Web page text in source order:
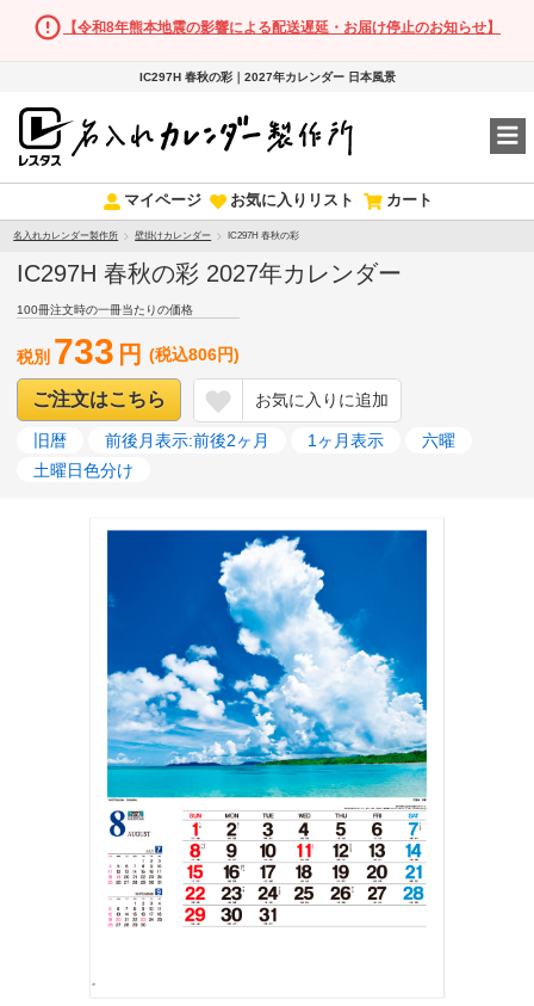
【令和8年熊本地震の影響による配送遅延・お届け停止のお知らせ】
IC297H 春秋の彩｜2027年カレンダー 日本風景
マイページ お気に入りリスト カート
名入れカレンダー製作所 壁掛けカレンダー IC297H 春秋の彩
IC297H 春秋の彩 2027年カレンダー
100冊注文時の一冊当たりの価格
税別 733 円 (税込806円)
ご注文はこちら お気に入りに追加
旧暦 前後月表示:前後2ヶ月 1ヶ月表示
六曜
土曜日色分け